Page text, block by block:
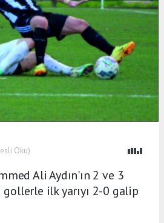
Oku)
Ali Aydın'ın 2 ve 3
gollerle ilk yarıyı 2-0 galip